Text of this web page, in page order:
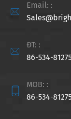

Email: :

ĐT: :
86-534-

MOB: :
86-534-